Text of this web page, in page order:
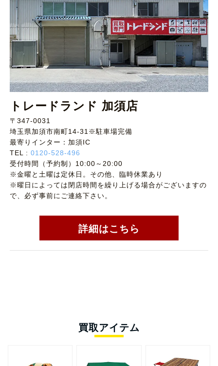
トレードランド 加須店
〒347-0031
埼玉県加須市南町14-31※駐車場完備
最寄りインター：加須IC
TEL : 0120-528-496
受付時間（予約制）10:00～20:00
※金曜と土曜は定休日。その他、臨時休業あり
※曜日によっては閉店時間を繰り上げる場合がございますの
で、必ず事前にご連絡下さい。
詳細はこちら
買取アイテム